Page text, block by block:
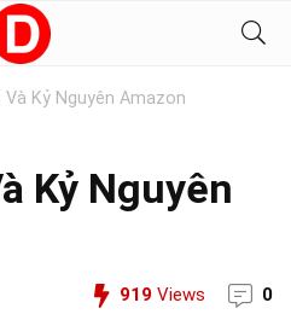
Kỷ Nguyên Amazon
Kỷ Nguyên
919 Views 0